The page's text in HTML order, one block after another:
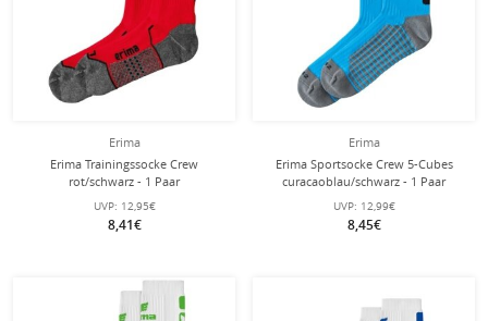
Erima
Erima Trainingssocke Crew
rot/schwarz - 1 Paar
UVP: 12,95€
8,41€
Erima
Erima Sportsocke Crew 5-Cubes
curacaoblau/schwarz - 1 Paar
UVP: 12,99€
8,45€